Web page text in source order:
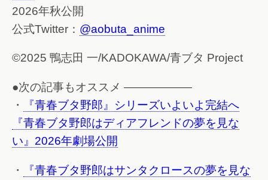
2026年秋公開
公式Twitter： @aobuta_anime
©2025 鴨志田 一/KADOKAWA/青ブタ Project
●次の記事もオススメ ——————
・
『青春ブタ野郎』シリーズいよいよ完結へ
『青春ブタ野郎はディアフレンドの夢を見な
い』2026年劇場公開
・ 『青春ブタ野郎はサンタクロースの夢を見な